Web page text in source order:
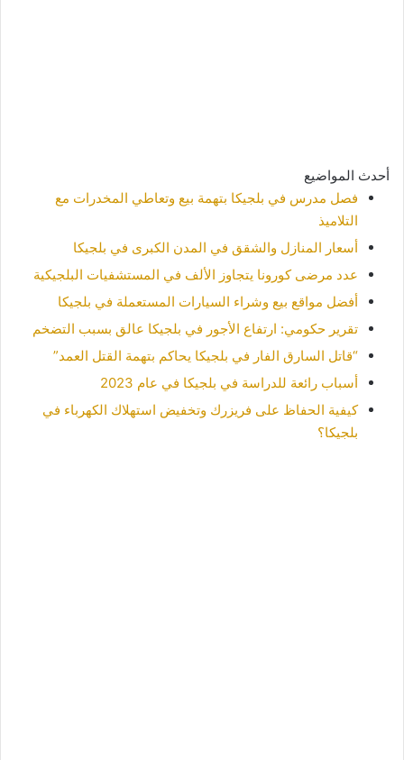
أحدث المواضيع
فصل مدرس في بلجيكا بتهمة بيع وتعاطي المخدرات مع
التلاميذ
أسعار المنازل والشقق في المدن الكبرى في بلجيكا
عدد مرضى كورونا يتجاوز الألف في المستشفيات البلجيكية
أفضل مواقع بيع وشراء السيارات المستعملة في بلجيكا
تقرير حكومي: ارتفاع الأجور في بلجيكا عالق بسبب التضخم
“قاتل السارق الفار في بلجيكا يحاكم بتهمة القتل العمد”
أسباب رائعة للدراسة في بلجيكا في عام 2023
كيفية الحفاظ على فريزرك وتخفيض استهلاك الكهرباء في
بلجيكا؟